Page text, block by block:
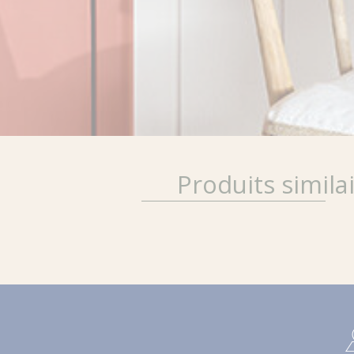
Produits